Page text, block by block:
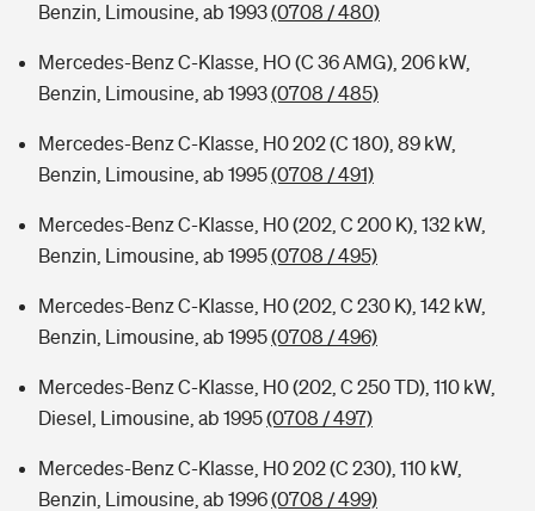
Benzin, Limousine, ab 1993(0708 / 480)
Mercedes-Benz C-Klasse, HO (C 36 AMG), 206 kW,
Benzin, Limousine, ab 1993(0708 / 485)
Mercedes-Benz C-Klasse, H0 202 (C 180), 89 kW,
Benzin, Limousine, ab 1995(0708 / 491)
Mercedes-Benz C-Klasse, H0 (202, C 200 K), 132 kW,
Benzin, Limousine, ab 1995(0708 / 495)
Mercedes-Benz C-Klasse, H0 (202, C 230 K), 142 kW,
Benzin, Limousine, ab 1995(0708 / 496)
Mercedes-Benz C-Klasse, H0 (202, C 250 TD), 110 kW,
Diesel, Limousine, ab 1995(0708 / 497)
Mercedes-Benz C-Klasse, H0 202 (C 230), 110 kW,
Benzin, Limousine, ab 1996(0708 / 499)